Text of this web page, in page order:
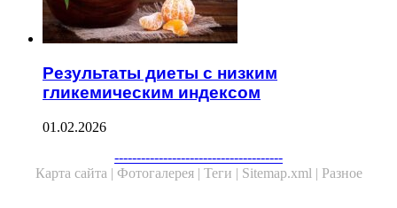
Результаты диеты с низким
гликемическим индексом
01.02.2026
--------------------------------------
Карта сайта | Фотогалерея | Теги | Sitemap.xml | Разное